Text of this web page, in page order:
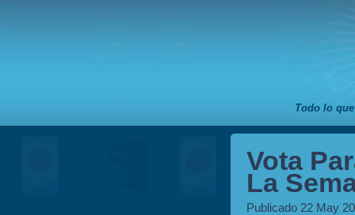
Todo lo
Vota
La
Publicado 22 May